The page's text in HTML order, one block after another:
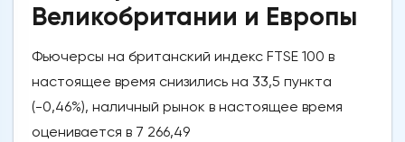
Великобритании и Европы
Фьючерсы на британский индекс FTSE 100 в
настоящее время снизились на 33,5 пункта
(-0,46%), наличный рынок в настоящее время
оценивается в 7 266,49